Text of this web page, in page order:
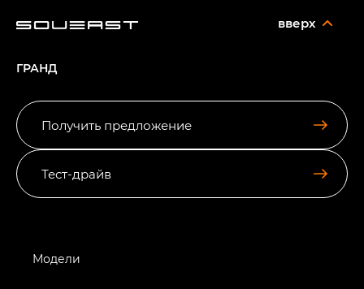
Получить предложение
Тест-драйв
вверх
ГРАНД
Модели